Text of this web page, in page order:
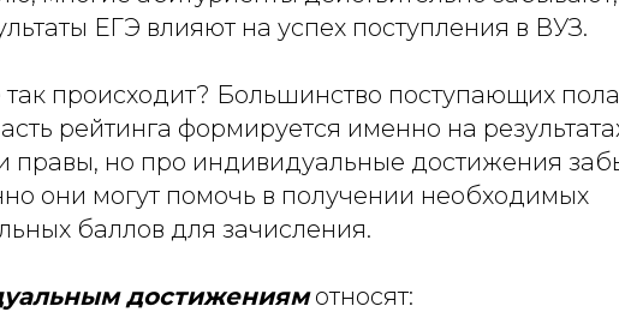
ЕГЭ влияют на успех поступления в ВУЗ.
происходит? Большинство поступающих
рейтинга формируется именно на
правы, но про индивидуальные достижения
они могут помочь в получении необходимых
баллов для зачисления.
достижениямотносят: